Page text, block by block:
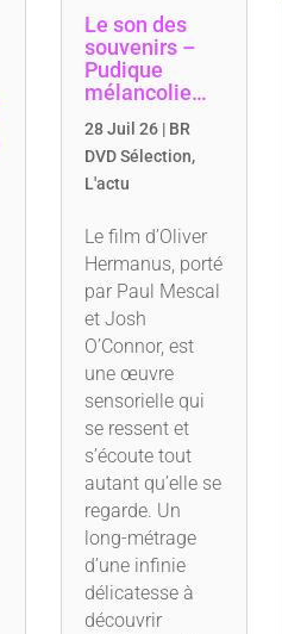
Le son des
souvenirs –
Pudique
mélancolie…
28 Juil 26 | BR
DVD Sélection,
L'actu
Le film d’Oliver
Hermanus, porté
par Paul Mescal
et Josh
O’Connor, est
une œuvre
sensorielle qui
se ressent et
s’écoute tout
autant qu’elle se
regarde. Un
long-métrage
d’une infinie
délicatesse à
découvrir